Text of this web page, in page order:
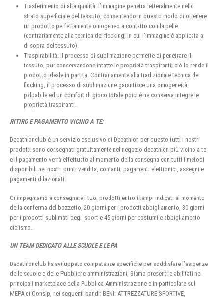
Trasferimento di alta qualità: l’immagine penetra letteralmente nello
strato superficiale del tessuto, consentendo in questo modo di ottenere
un prodotto perfettamente omogeneo a contatto con la pelle
(contrariamente alla tecnica del flocking, in cui l’immagine è applicata al
di sopra del tessuto).
Traspirabilità: il processo di sublimazione permette di penetrare il
tessuto, pur conservandone intatte le proprietà traspiranti; ciò lo rende il
prodotto ideale in partita. Contrariamente alla tradizionale tecnica del
flocking, il processo di sublimazione garantisce una omogeneità
palpabile ed un comfort di gioco totale poiché ne conserva integre le
proprietà traspiranti.
RITIRO E PAGAMENTO VICINO A TE:
Decathlonclub è un servizio esclusivo di Decathlon per questo tutti i nostri
prodotti sono consegnati gratuitamente nel negozio decathlon più vicino a te
e il pagamento verrà effettuato al momento della consegna con tutti i metodi
disponibili nei nostri punti vendita, contanti, pagamenti elettronici, assegni e
pagamenti dilazionati.
Ci impegniamo a consegnare i tuoi prodotti entro i tempi indicati al momento
della conferma del bozzetto, 20 giorni per i prodotti abbigliamento, 30 giorni
per i prodotti sublimati degli sport e 45 giorni per costumi e abbigliamento
ciclismo.
UN TEAM DEDICATO ALLE SCUOLE E LE PA
Decathlonclub ha sviluppato competenze specifiche per soddisfare l’esigenze
delle scuole e delle Pubbliche amministrazioni, Siamo presenti e abilitati nei
principali marketplace della Pubblica Amministrazione e in particolare sul
MEPA di Consip, nei seguenti bandi: BENI: ATTREZZATURE SPORTIVE,